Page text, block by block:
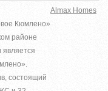
Кюмлено»
районе
является
состоящий
Almax Homes